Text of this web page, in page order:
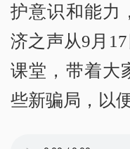
护意识和能力
济之声从9月
课堂，带着大
些新骗局，以